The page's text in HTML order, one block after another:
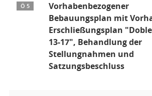
Ö 5
Vorhabenbezogener
Bebauungsplan mit
Erschließungsplan
13-17", Behandlung der
Stellungnahmen und
Satzungsbeschluss